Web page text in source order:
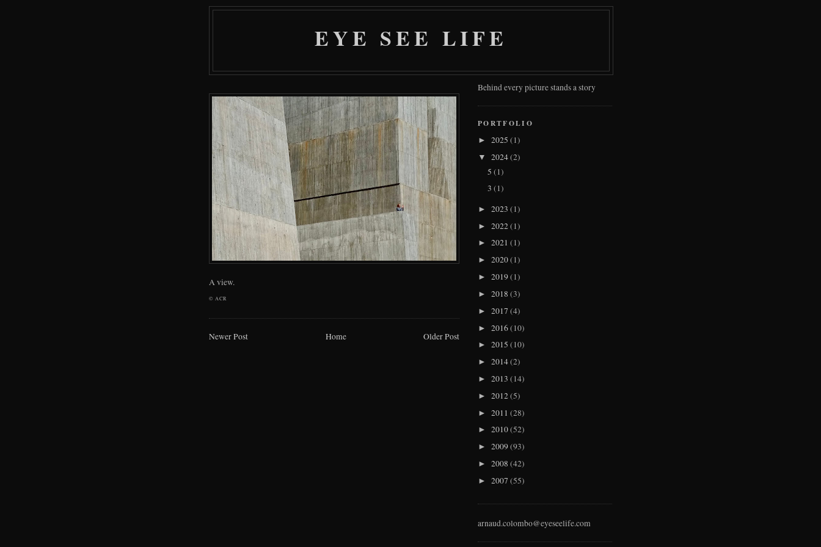
EYE SEE LIFE
A view.
© ACR
Newer Post Older Post
Home
Behind every picture stands a story
PORTFOLIO
► 2025 (1)
▼ 2024(2)
5(1)
3(1)
► 2023 (1)
► 2022(1)
► 2021 (1)
► 2020(1)
► 2019(1)
► 2018 (3)
► 2017 (4)
► 2016(10)
► 2015 (10)
► 2014(2)
► 2013 (14)
► 2012(5)
► 2011 (28)
► 2010(52)
► 2009(93)
► 2008 (42)
► 2007 (55)
arnaud.colombo@eyeseelife.com